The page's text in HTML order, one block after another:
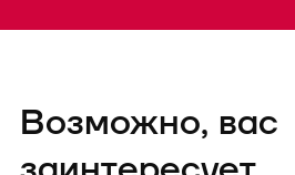
Возможно, вас